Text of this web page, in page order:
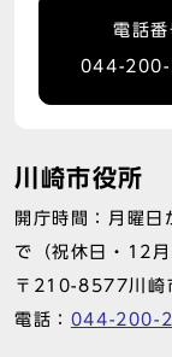
電話番
044-
川崎市役所
開庁時間：月曜
で（祝休日・12
〒210-8577川崎
電話： 044-200-